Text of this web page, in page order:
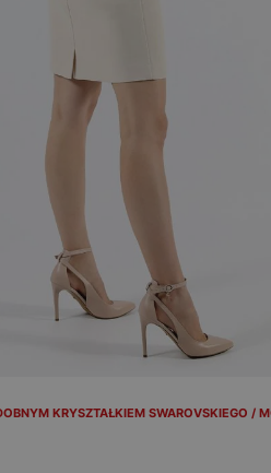
KRYSZTAŁKIEM SWAROVSKIEGO /